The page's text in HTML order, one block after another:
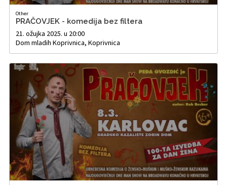
Other
PRAČOVJEK - komedija bez filtera
21. ožujka 2025. u 20:00
Dom mladih Koprivnica, Koprivnica